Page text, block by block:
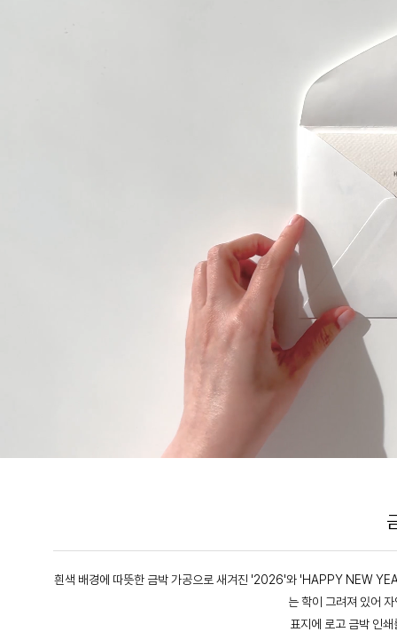
흰색 배경에 따뜻한 금박 가공으로 새겨진 '2026'와 'HAPPY NEW
는 학이 그려져 있어
표지에 로고 금박 인